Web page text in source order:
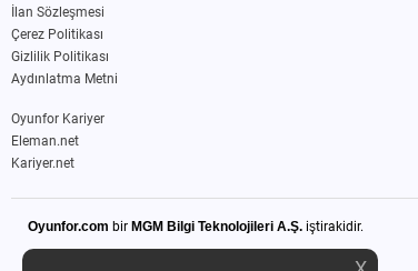
İlan Sözleşmesi
Çerez Politikası
Gizlilik Politikası
Aydınlatma Metni
Oyunfor Kariyer
Eleman.net
Kariyer.net
Oyunfor.com bir MGM Bilgi Teknolojileri A.Ş. iştirakidir.